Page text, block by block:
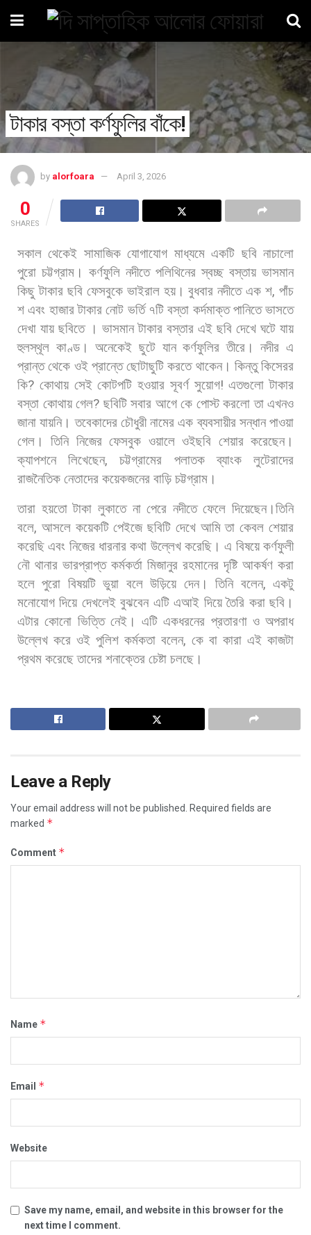
টাকার বস্তা কর্ণফুলির বাঁকে!
by alorfoara April 3, 2026
0
SHARES
সকাল থেকেই সামাজিক যোগাযোগ মাধ্যমে একটি ছবি নাচালো
পুরো চট্টগ্রাম। কর্ণফুলি নদীতে পলিথিনের স্বচ্ছ বস্তায় ভাসমান
কিছু টাকার ছবি ফেসবুকে ভাইরাল হয়। বুধবার নদীতে এক শ,পাঁচ
শ এবং হাজার টাকার নোট ভর্তি ৭টি বস্তা কর্দমাক্ত পানিতে ভাসতে
দেখা যায় ছবিতে । ভাসমান টাকার বস্তার এই ছবি দেখে ঘটে যায়
হুলস্থূল কাণ্ড। অনেকেই ছুটে যান কর্ণফুলির তীরে। নদীর এ
প্রান্ত থেকে ওই প্রান্তে ছোটাছুটি করতে থাকেন। কিন্তু কিসেরর
কি? কোথায় সেই কোটপটি হওয়ার সূবর্ণ সুয়োগ!এতগুলো টাকার
বস্তা কোথায় গেল? ছবিটি সবার আগে কে পোস্ট করলো তা এখনও
জানা যায়নি। তবেকাদের চৌধুরী নামের এক ব্যবসায়ীর সন্ধান পাওয়া
গেল।
তিনি নিজের ফেসবুক ওয়ালে ওইছবি শেয়ার করেছেন।
ক্যাপশনে
লিখেছেন,চট্টগ্রামের পলাতক ব্যাংক
লুটেরাদের
রাজনৈতিক নেতাদের কয়েকজনের বাড়ি চট্টগ্রাম।
তারা হয়তো টাকা লুকাতে না পেরে নদীতে ফেলে দিয়েছেন।তিনি
বলে, আসলে কয়েকটি পেইজে ছবিটি দেখে আমি তা কেবল শেয়ার
করেছি এবং নিজের ধারনার কথা উল্লেখ করেছি। এ বিষয়ে কর্ণফুলী
নৌ থানার ভারপ্রাপ্ত কর্মকর্তা মিজানুর রহমানের দৃষ্টি আকর্ষণ করা
হলে পুরো বিষয়টি‌‍‌‍‌ভুয়া বলে উড়িয়ে দেন। তিনি বলেন,একটু
মনোযোগ দিয়ে দেখলেই বুঝবেন এটি এআই দিয়ে তৈরি করা ছবি।
এটার কোনো ভিত্তি নেই। এটি একধরনের প্রতারণা ও অপরাধ
উল্লেখ করে ওই পুলিশ কর্মকতা বলেন, কে বা কারা এই কাজটা
প্রথম করেছে তাদের শনাক্তের চেষ্টা চলছে।
Leave a Reply
Your email address will not be published.
Required fields are
marked *
Comment *
Name *
Email *
Website
Save my name, email, and website in this browser for the
next time I comment.